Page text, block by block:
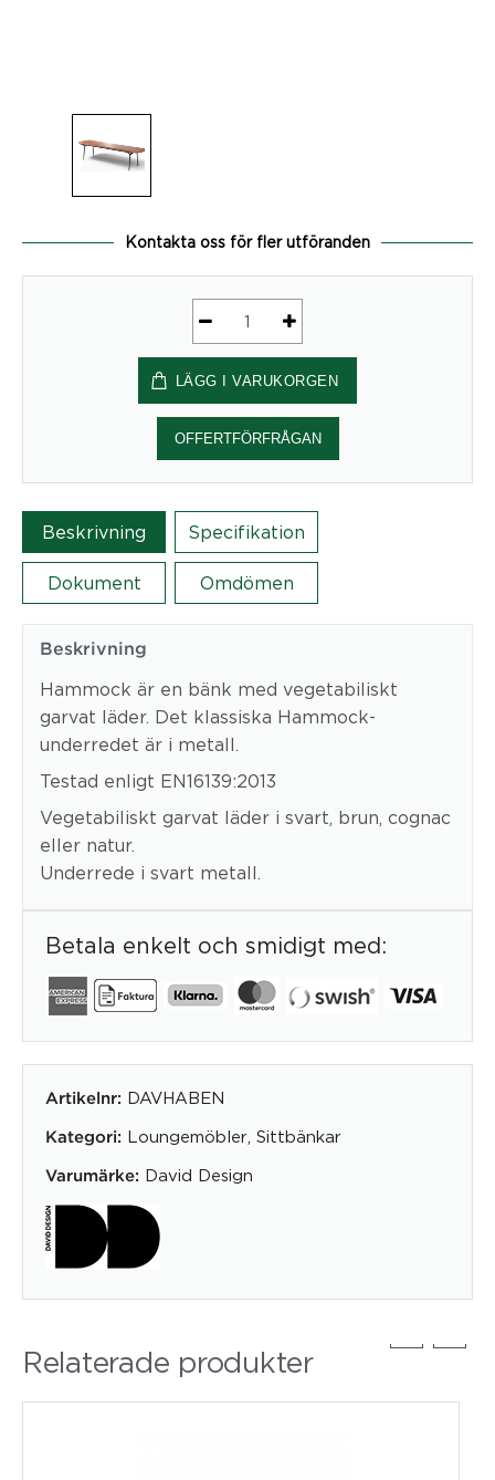
Kontakta oss för fler utföranden
Hammock
Bench
mängd
LÄGG I VARUKORGEN
OFFERTFÖRFRÅGAN
Beskrivning Specifikation
Dokument Omdömen
Beskrivning
Hammock är en bänk med vegetabiliskt
garvat läder. Det klassiska Hammock-
underredet är i metall.
Testad enligt EN16139:2013
Vegetabiliskt garvat läder i svart, brun, cognac
eller natur.
Underrede i svart metall.
Betala enkelt och smidigt med:
Artikelnr: DAVHABEN
Kategori: Loungemöbler Sittbänkar
Varumärke: David Design
Relaterade produkter